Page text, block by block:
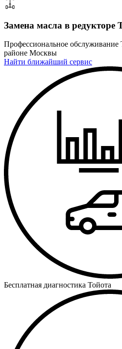
Замена масла в редукторе
Профессиональное
районе Москвы
Найти ближайший сервис
Бесплатная диагностика Тойота